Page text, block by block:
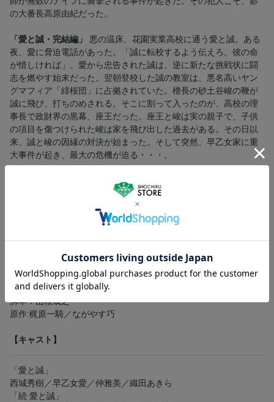
の大番長高原由紀だった。
「愛と誠・完結編」
悪の温床、花園実業高校に通う愛と誠。ある
夜、愛に脅迫電話があった。「誠に転校するよう伝えろ。彼の命
が惜しければ」。愛から忠告された誠は、逆に新たな挑戦状に闘
志を燃やす始末だった。翌朝登校した誠の教室は、悪名高いヤン
グマフィア「緋桜団」に占拠されていた。檀長の砂土谷峻の鞭が
誠に飛び、打ちのめされる。そこに割って入ったのが、高校の理
事長で政財界の黒幕、座王だった。座王と峻は実の親子で、子供
の項目を傷つけられた峻は家を飛び出した過去がある。その日以
来、誠と峻の因縁の対決が始まった。そして突然、早乙女家に重
大事件が起き、最大の危機が迫る・・・。
「愛と誠」「続 愛と誠」
「愛と誠・完結編」
監督:南部英夫
脚本：山根成之
原作:梶原一騎／ながやす巧
【キャスト】
「愛と誠」
西城秀樹／早乙女愛／仲雅美／織田あきら
「続 愛と誠」